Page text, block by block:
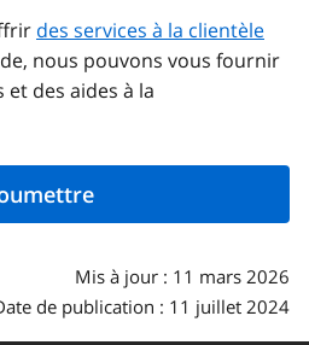
des services à la clientèle
nous pouvons vous fournir
des aides à la
Mis à jour : 11 mars 2026
de publication : 11 juillet 2024